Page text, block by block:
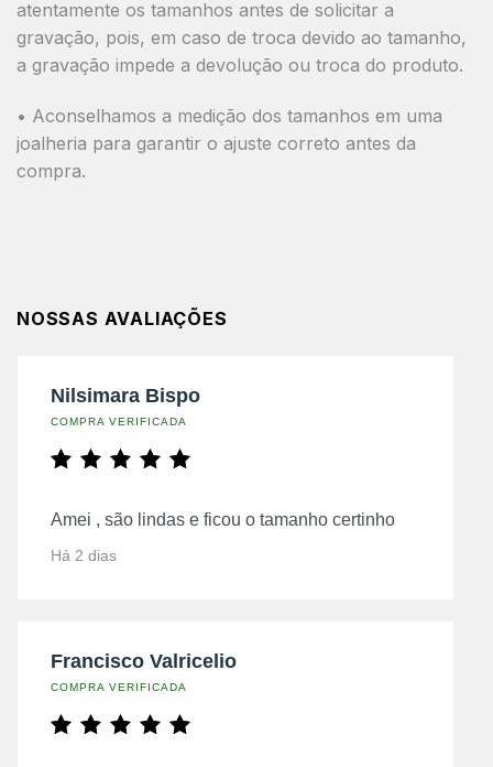
atentamente os tamanhos antes de solicitar a
gravação, pois, em caso de troca devido ao tamanho,
a gravação impede a devolução ou troca do produto.
• Aconselhamos a medição dos tamanhos em uma
joalheria para garantir o ajuste correto antes da
compra.
NOSSAS AVALIAÇÕES
Nilsimara Bispo
COMPRA VERIFICADA
Amei , são lindas e ficou o tamanho certinho
Há 2 dias
Francisco Valricelio
COMPRA VERIFICADA